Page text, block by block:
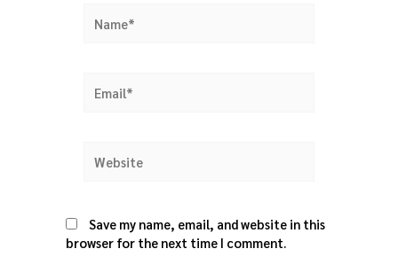
Save my name, email, and website in this
browser for the next time I comment.